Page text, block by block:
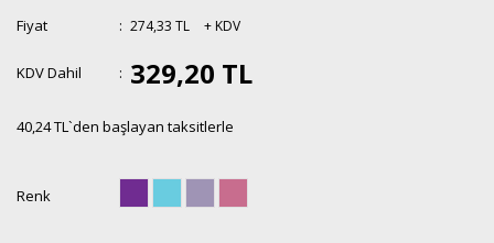
Fiyat : 274,33 TL + KDV
KDV Dahil : 329,20 TL
40,24 TL`den başlayan taksitlerle
Renk